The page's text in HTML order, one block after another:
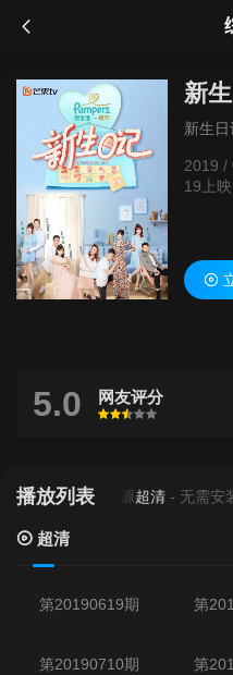
新
新生
2019 /
19上映
5.0 网友评分
很差
较差还行推荐力荐
播放列表
当前资源来源 超清- 无需安装
超清
第20190619期 第
第20190710期 第